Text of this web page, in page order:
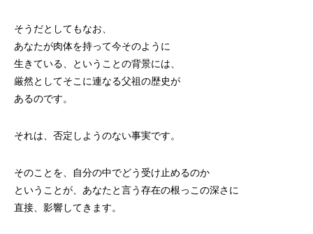
そうだとしてもなお、
あなたが肉体を持って今そのように
生きている、ということの背景には、
厳然としてそこに連なる父祖の歴史が
あるのです。
それは、否定しようのない事実です。
そのことを、自分の中でどう受け止めるのか
ということが、あなたと言う存在の根っこの深さに
直接、影響してきます。